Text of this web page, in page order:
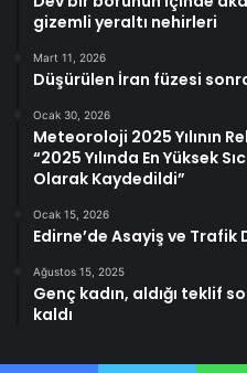
gizemli yeraltı nehirleri
Mart 11, 2026
Düşürülen İran füzesi
Ocak 30, 2026
Meteoroloji 2025 Yılının
“2025 Yılında En Yüksek
Olarak Kaydedildi”
Ocak 15, 2026
Edirne’de Asayiş ve Trafik
Ağustos 15, 2025
Genç kadın, aldığı teklif
kaldı